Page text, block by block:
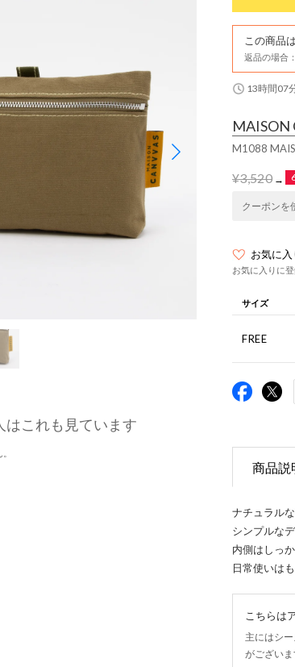
はこれも見ています
この商品は
返品の場合
13時間07
MAISON
M1088
¥3,520→
クーポンを
お気に入
お気に入りに
サイズ
FREE
商品説
ナチュラル
シンプルな
内側はしっ
日常使いは
こちらは
主にはシ
がございま